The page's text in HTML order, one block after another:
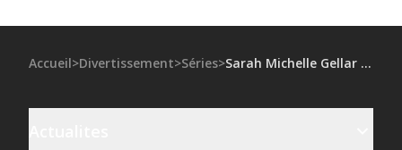
Accueil>Divertissement>Séries> Sarah Michelle Gellar et Linda Cardellini : les retrouvailles 20 ans après Scooby-Doo, découvrez leur transformation